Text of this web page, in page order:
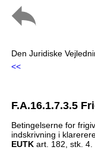
Den Juridiske
<<
F.A.16.1.7.3.5
Betingelserne for
indskrivning i
EUTKart. 182, stk. 4.